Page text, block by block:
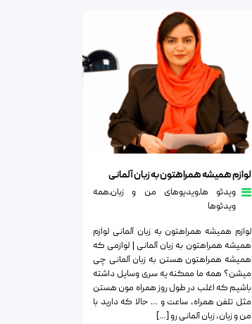
لوازم همیشه همراهتون به زبان آلمانی
ویدئو ها٫ویدیوهای من و زبان٫همه
ویدئوها
لوازم همیشه همراهتون به زبان آلمانی لوازم
همیشه همراهتون به زبان آلمانی | لوازمی که
همیشه همراهتون هستن به زبان آلمانی چی
میشن؟ همه ما ممکنه یه سری وسایل داشته
باشیم که اغلب در طول روز همراه مون هستن
مثل تلفن همراه، ساعت و … حالا که دارید با
من و زبان، زبان آلمانی رو […]